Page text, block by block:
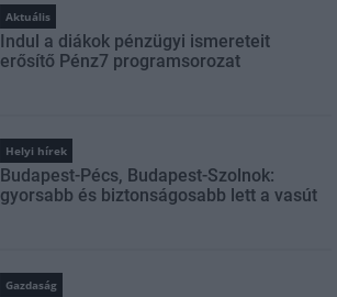
Aktuális
Indul a diákok pénzügyi ismereteit
erősítő Pénz7 programsorozat
Helyi hírek
Budapest-Pécs, Budapest-Szolnok:
gyorsabb és biztonságosabb lett a vasút
Gazdaság